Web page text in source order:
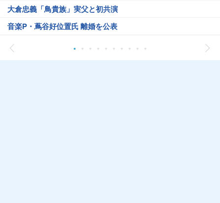
大倉忠義「鳥貴族」実父と初共演
音楽P・蔦谷好位置氏 離婚を公表